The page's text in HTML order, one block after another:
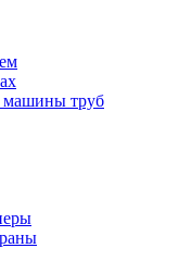
машины труб